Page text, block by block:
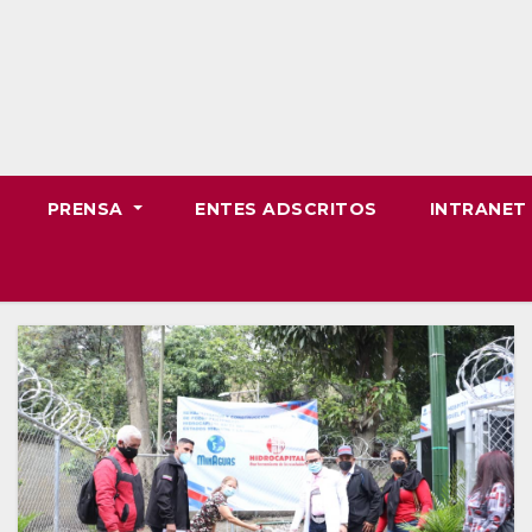
PRENSA ENTES ADSCRITOS INTRANET